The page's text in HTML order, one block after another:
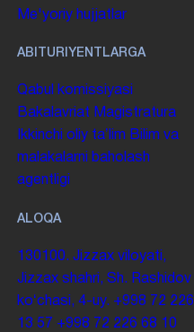
Me'yoriy hujjatlar
ABITURIYENTLARGA
Qabul komissiyasi
Bakalavriat Magistratura
Ikkinchi oliy taʼlim Bilim va
malakalarni baholash
agentligi
ALOQA
130100. Jizzax viloyati,
Jizzax shahri, Sh. Rashidov
koʻchasi, 4-uy. +998 72 226
13 57 +998 72 226 68 10